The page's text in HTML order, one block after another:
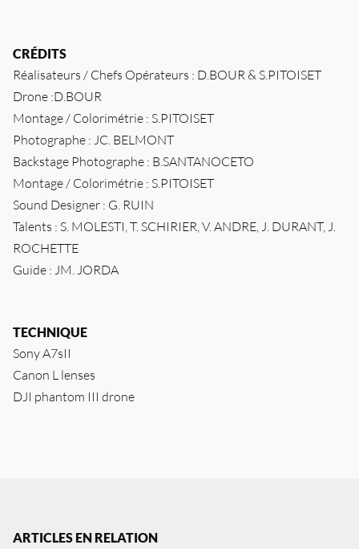
CRÉDITS
Réalisateurs / Chefs Opérateurs : D.BOUR & S.PITOISET
Drone :D.BOUR
Montage / Colorimétrie : S.PITOISET
Photographe : JC. BELMONT
Backstage Photographe : B.SANTANOCETO
Montage / Colorimétrie : S.PITOISET
Sound Designer : G. RUIN
Talents : S. MOLESTI, T. SCHIRIER, V. ANDRE, J. DURANT, J.
ROCHETTE
Guide : JM. JORDA
TECHNIQUE
Sony A7sII
Canon L lenses
DJI phantom III drone
ARTICLES EN RELATION